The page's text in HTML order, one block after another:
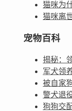
猫咪为
猫咪离
宠物百科
揭秘：
军犬领
被自家
警犬退
狗狗交